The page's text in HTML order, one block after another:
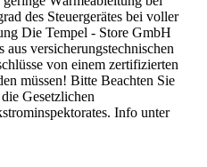
des Steuergerätes bei voller
Die Tempel - Store GmbH
aus versicherungstechnischen
von einem zertifizierten
müssen! Bitte Beachten Sie
Gesetzlichen
Info unter